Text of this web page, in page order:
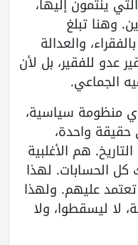
وهنا تبلغ
والعدالة
عدو للفقير، بل لأن
الجماعي.
منظومة سياسية،
واحدة،
هم الأغلبية
كل الحسابات. لهذا
عليهم. ولهذا
لا ليسقطوا، ولا